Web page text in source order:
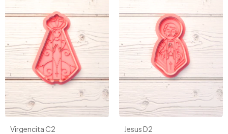
Virgencita C2 Jesus D2